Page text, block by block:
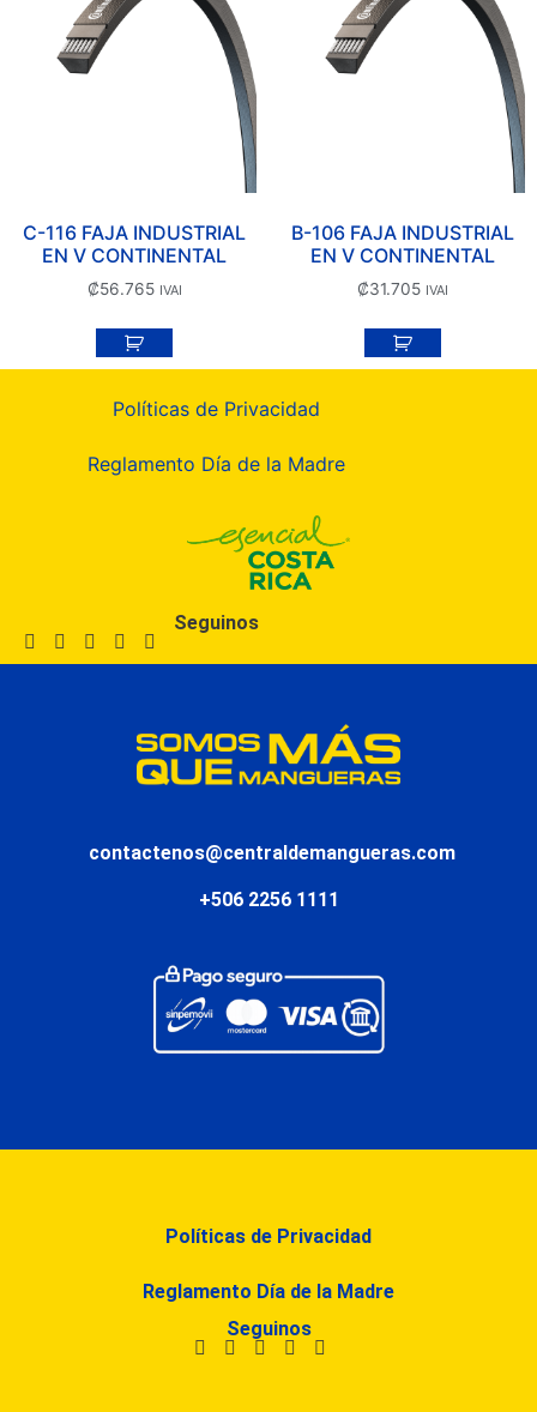
C-116 FAJA INDUSTRIAL
EN V CONTINENTAL
₡56.765 IVAI
B-106 FAJA INDUSTRIAL
EN V CONTINENTAL
₡31.705 IVAI
Políticas de Privacidad
Reglamento Día de la Madre
Seguinos
contactenos@centraldemangueras.com
+506 2256 1111
Políticas de Privacidad
Reglamento Día de la Madre
Seguinos